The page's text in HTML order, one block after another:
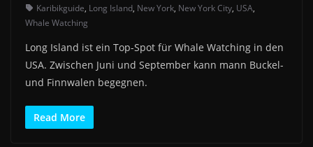
Karibikguide, Long Island, New York, New York City, USA,
Whale Watching
Long Island ist ein Top-Spot für Whale Watching in den
USA. Zwischen Juni und September kann mann Buckel-
und Finnwalen begegnen.
Read More